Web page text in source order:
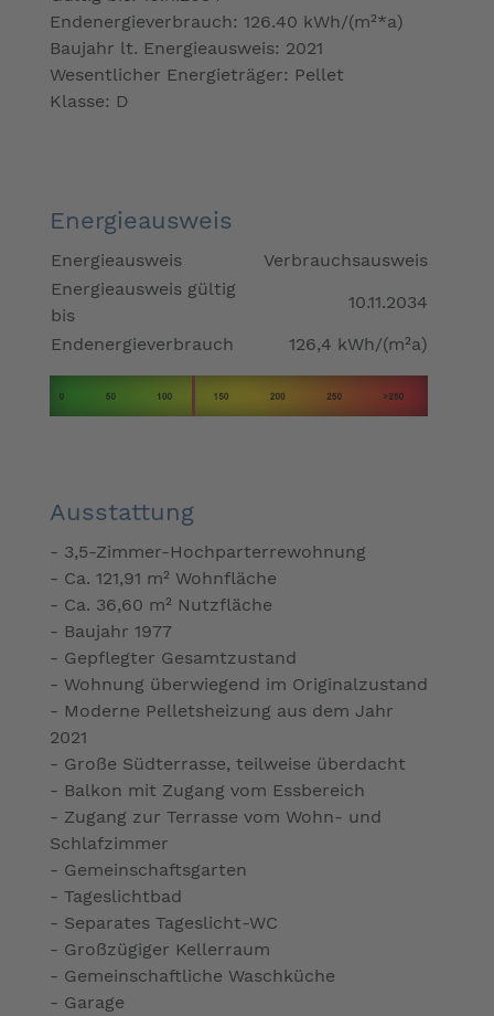
Endenergieverbrauch: 126.40 kWh/(m²*a)
Baujahr lt. Energieausweis: 2021
Wesentlicher Energieträger: Pellet
Klasse: D
Energieausweis
Energieausweis
Verbrauchsausweis
Energieausweis gültig
bis
10.11.2034
Endenergieverbrauch
126,4 kWh/(m²a)
Ausstattung
- 3,5-Zimmer-Hochparterrewohnung
- Ca. 121,91 m² Wohnfläche
- Ca. 36,60 m² Nutzfläche
- Baujahr 1977
- Gepflegter Gesamtzustand
- Wohnung überwiegend im Originalzustand
- Moderne Pelletsheizung aus dem Jahr
2021
- Große Südterrasse, teilweise überdacht
- Balkon mit Zugang vom Essbereich
- Zugang zur Terrasse vom Wohn- und
Schlafzimmer
- Gemeinschaftsgarten
- Tageslichtbad
- Separates Tageslicht-WC
- Großzügiger Kellerraum
- Gemeinschaftliche Waschküche
- Garage